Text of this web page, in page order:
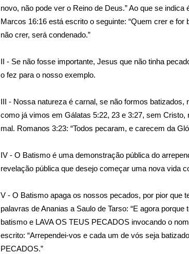
novo, não pode ver o Reino de Deus.” Ao que se
Marcos 16:16 está escrito o seguinte: “Quem crer e for
não crer, será condenado.”
II - Se não fosse importante, Jesus que não tinha
o fez para o nosso exemplo.
III - Nossa natureza é carnal, se não formos
como já vimos em Gálatas 5:22, 23 e 3:27, sem
mal. Romanos 3:23: “Todos pecaram, e carecem da
IV - O Batismo é uma demonstração pública do
revelação pública que desejo começar uma nova vida
V - O Batismo apaga os nossos pecados, por pior que
palavras de Ananias a Saulo de Tarso: “E agora
batismo e LAVA OS TEUS PECADOS invocando o
escrito: “Arrependei-vos e cada um de vós seja
PECADOS.”